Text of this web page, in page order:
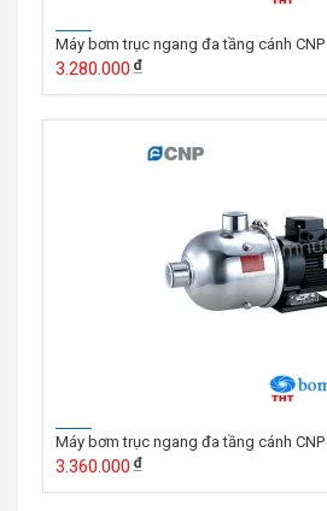
Máy bơm trục ngang đa tầng cánh CNP
3.280.000
Máy bơm trục ngang đa tầng cánh CNP
3.360.000